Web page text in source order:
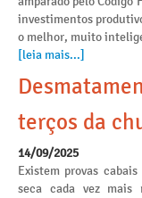
investimentos
o melhor, muito
[leia mais...]
terços da
14/09/2025
Existem provas
seca cada vez mais